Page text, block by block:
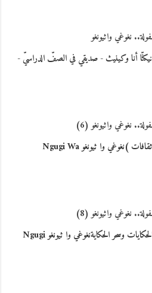
نغوغي واثيونغو
أنا وكينيث - صديقي في الصفّ الدراسيّ -
نغوغي واثيونغو (6)
*ترجمة وتقديم لطفية الدليميخاص ( ثقافات )نغوغي وا ثيونغو Ngugi Wa
نغوغي واثيونغو (8)
*ترجمة وتقديم لطفية الدليميعن رواة الحكايات وسحر الحكايةنغوغي وا ثيونغو Ngugi